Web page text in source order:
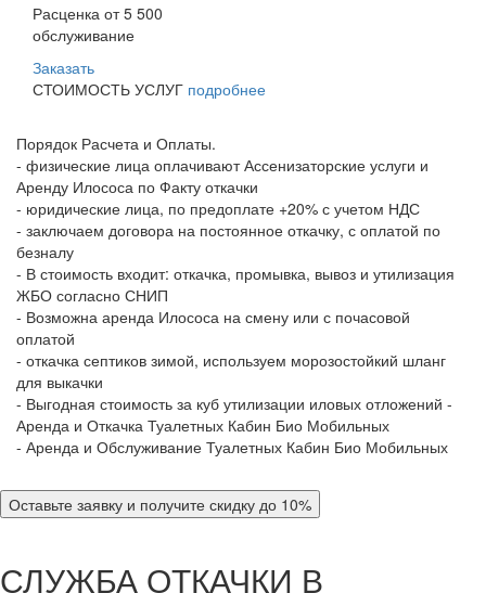
Расценка от 5 500
обслуживание
Заказать
СТОИМОСТЬ УСЛУГ подробнее
Порядок Расчета и Оплаты.
- физические лица оплачивают Ассенизаторские услуги и
Аренду Илососа по Факту откачки
- юридические лица, по предоплате +20% с учетом НДС
- заключаем договора на постоянное откачку, с оплатой по
безналу
- В стоимость входит: откачка, промывка, вывоз и утилизация
ЖБО согласно СНИП
- Возможна аренда Илососа на смену или с почасовой
оплатой
- откачка септиков зимой, используем морозостойкий шланг
для выкачки
- Выгодная стоимость за куб утилизации иловых отложений -
Аренда и Откачка Туалетных Кабин Био Мобильных
- Аренда и Обслуживание Туалетных Кабин Био Мобильных
Оставьте заявку и получите скидку до 10%
СЛУЖБА ОТКАЧКИ В